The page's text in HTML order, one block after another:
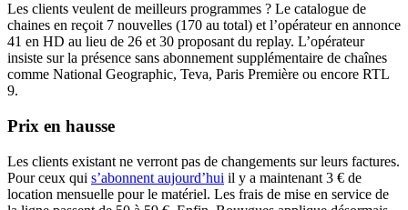
Les clients veulent de meilleurs programmes ? Le catalogue de
chaines en reçoit 7 nouvelles (170 au total) et l’opérateur en annonce
41 en HD au lieu de 26 et 30 proposant du replay. L’opérateur
insiste sur la présence sans abonnement supplémentaire de chaînes
comme National Geographic, Teva, Paris Première ou encore RTL
9.
Prix en hausse
Les clients existant ne verront pas de changements sur leurs factures.
Pour ceux qui s’abonnent aujourd’hui il y a maintenant 3 € de
location mensuelle pour le matériel. Les frais de mise en service de